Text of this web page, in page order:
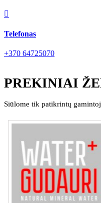

Telefonas
+370 64725070
PREKINIAI
Siūlome tik patikrintų